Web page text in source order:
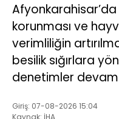
Afyonkarahisar’da
korunması ve
verimliliğin
besilik sığırlara
denetimler
Giriş: 07-08-2026 15:04